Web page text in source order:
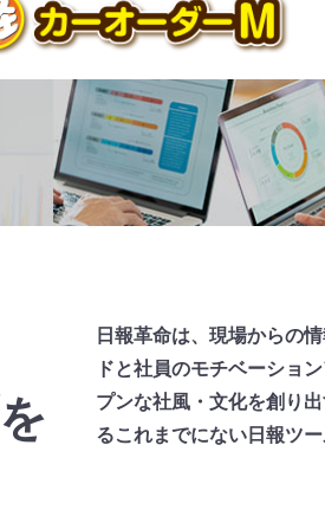
を
日報革命は、現場からの
ドと社員のモチベーショ
プンな社風・文化を創り
るこれまでにない日報ツ